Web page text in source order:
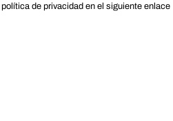
de privacidad en el siguiente enlace